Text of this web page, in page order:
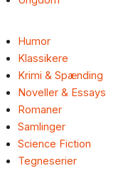
Humor
Klassikere
Krimi & Spænding
Noveller & Essays
Romaner
Samlinger
Science Fiction
Tegneserier